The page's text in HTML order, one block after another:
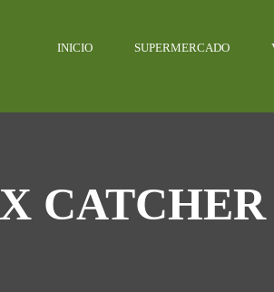
INICIO SUPERMERCADO
CATCHER